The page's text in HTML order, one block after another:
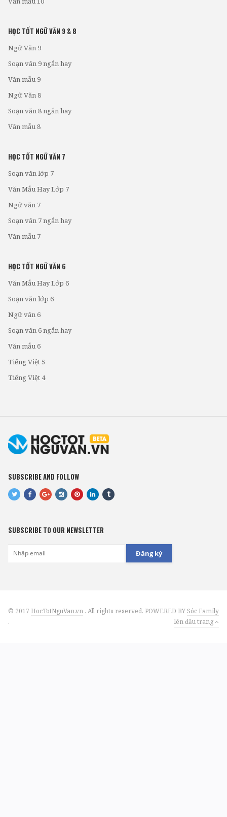
HỌC TỐT NGỮ VĂN 9 & 8
Ngữ Văn 9
Soạn văn 9 ngắn hay
Văn mẫu 9
Ngữ Văn 8
Soạn văn 8 ngắn hay
Văn mẫu 8
HỌC TỐT NGỮ VĂN 7
Soạn văn lớp 7
Văn Mẫu Hay Lớp 7
Ngữ văn 7
Soạn văn 7 ngắn hay
Văn mẫu 7
HỌC TỐT NGỮ VĂN 6
Văn Mẫu Hay Lớp 6
Soạn văn lớp 6
Ngữ văn 6
Soạn văn 6 ngắn hay
Văn mẫu 6
Tiếng Việt 5
Tiếng Việt 4
SUBSCRIBE AND FOLLOW
SUBSCRIBE TO OUR NEWSLETTER
Đăng ký
© 2017 HocTotNguVan.vn . All rights reserved. POWERED BY Sóc Family
.
lên đầu trang